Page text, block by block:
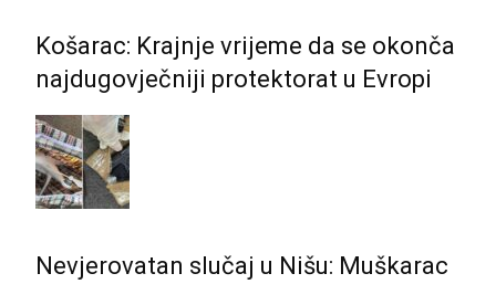
Košarac: Krajnje vrijeme da se okonča
najdugovječniji protektorat u Evropi
Nevjerovatan slučaj u Nišu: Muškarac